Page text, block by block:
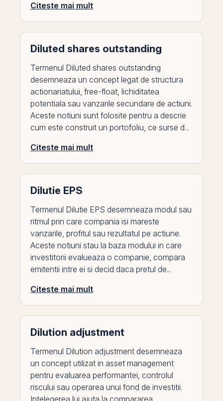
Citeste mai mult
Diluted shares outstanding
Termenul Diluted shares outstanding
desemneaza un concept legat de structura
actionariatului, free-float, lichiditatea
potentiala sau vanzarile secundare de actiuni.
Aceste notiuni sunt folosite pentru a descrie
cum este construit un portofoliu, ce surse d...
Citeste mai mult
Dilutie EPS
Termenul Dilutie EPS desemneaza modul sau
ritmul prin care compania isi mareste
vanzarile, profitul sau rezultatul pe actiune.
Aceste notiuni stau la baza modului in care
investitorii evalueaza o companie, compara
emitentii intre ei si decid daca pretul de...
Citeste mai mult
Dilution adjustment
Termenul Dilution adjustment desemneaza
un concept utilizat in asset management
pentru evaluarea performantei, controlul
riscului sau operarea unui fond de investitii.
Intelegerea lui ajuta la compararea